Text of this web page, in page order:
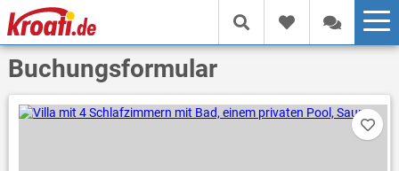
Buchungsformular